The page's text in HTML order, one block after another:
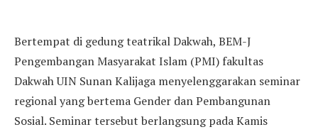
Bertempat di gedung teatrikal Dakwah, BEM-J
Pengembangan Masyarakat Islam (PMI) fakultas
Dakwah UIN Sunan Kalijaga menyelenggarakan seminar
regional yang bertema Gender dan Pembangunan
Sosial. Seminar tersebut berlangsung pada Kamis